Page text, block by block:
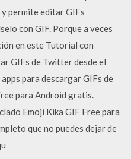
permite editar GIFs
con GIF. Porque a veces
en este Tutorial con
GIFs de Twitter desde el
para descargar GIFs de
para Android gratis.
Emoji Kika GIF Free para
que no puedes dejar de